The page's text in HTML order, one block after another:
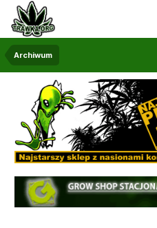
Archiwum